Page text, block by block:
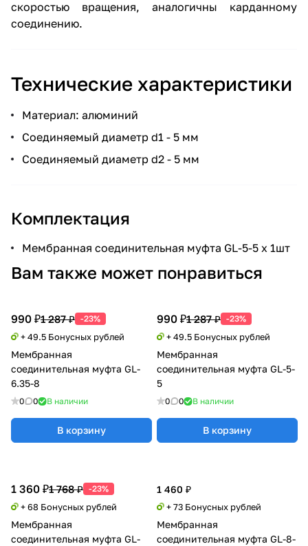
скоростью вращения, аналогичны карданному
соединению.
Технические характеристики
Материал: алюминий
Соединяемый диаметр d1 - 5 мм
Соединяемый диаметр d2 - 5 мм
Комплектация
Мембранная соединительная муфта GL-5-5 х 1шт
Вам также может понравиться
990 ₽1 287 ₽ -23%
+ 49.5 Бонусных рублей
Мембранная
соединительная муфта GL-
6.35-8
0 0 В наличии
В корзину
990 ₽1 287 ₽ -23%
+ 49.5 Бонусных рублей
Мембранная
соединительная муфта GL-5-
5
0 0 В наличии
В корзину
1 460 ₽
+ 73 Бонусных рублей
Мембранная
соединительная муфта GL-8-
1 360 ₽1 768 ₽ -23%
+ 68 Бонусных рублей
Мембранная
соединительная муфта GL-